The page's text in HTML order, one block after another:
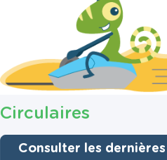
Circulaires
Consulter les dernières